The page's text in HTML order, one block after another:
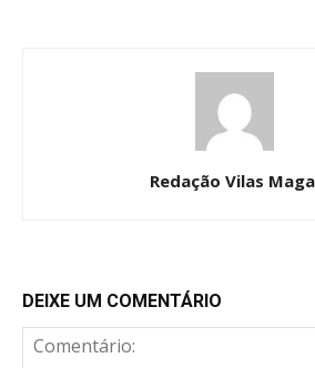
Redação Vilas
DEIXE UM COMENTÁRIO